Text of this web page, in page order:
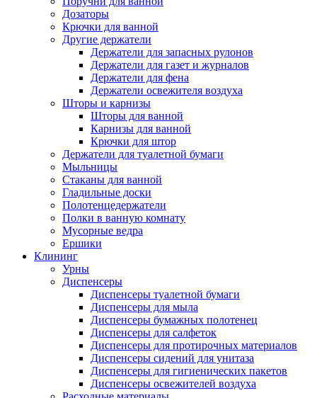
Дозаторы
Крючки для ванной
Другие держатели
Держатели для запасных рулонов
Держатели для газет и журналов
Держатели для фена
Держатели освежителя воздуха
Шторы и карнизы
Шторы для ванной
Карнизы для ванной
Крючки для штор
Держатели для туалетной бумаги
Мыльницы
Стаканы для ванной
Гладильные доски
Полотенцедержатели
Полки в ванную комнату
Мусорные ведра
Ершики
Клининг
Урны
Диспенсеры
Диспенсеры туалетной бумаги
Диспенсеры для мыла
Диспенсеры бумажных полотенец
Диспенсеры для салфеток
Диспенсеры для протирочных материалов
Диспенсеры сидений для унитаза
Диспенсеры для гигиенических пакетов
Диспенсеры освежителей воздуха